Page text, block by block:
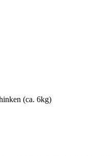
(ca. 6kg)